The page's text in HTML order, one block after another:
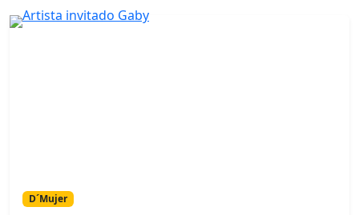
D´Mujer